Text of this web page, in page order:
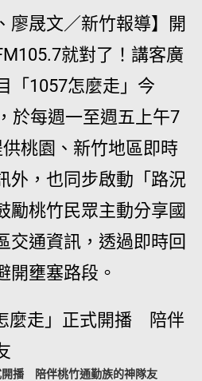
廖晟文／新竹報導】開
就對了！講客廣
「1057怎麼走」今
於每週一至週五上午7
桃園、新竹地區即時
外，也同步啟動「路況
勵桃竹民眾主動分享國
交通資訊，透過即時回
開壅塞路段。
播 陪伴桃竹通勤族的神隊友